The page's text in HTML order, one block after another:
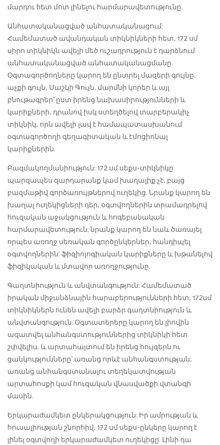
մարդու հետ մոտ լինելու հարմարավետությունը.
Անհատականացված անհատականացում:
Համեմատած ավանդական տիկնիկների հետ, 172 սմ
սիրո տիկնիկն ավելի մեծ ուշադրություն է դարձնում
անհատականացված անհատականացմանը.
Օգտագործողները կարող են ընտրել մազերի գույնը,
աչքի գույն, Մաշկի Գույն, մարմնի կորեր և այլ
բնութագրեր՝ ըստ իրենց նախասիրությունների և
կարիքների, դրանով իսկ ստեղծելով տարբերակիչ
տիկնիկ, որն ավելի լավ է համապատասխանում
օգտագործողի գեղագիտական ​​և էմոցիոնալ
կարիքներին.
Բազմակողմանիություն: 172 սմ սեքս-տիկնիկը
պարզապես զարդարանք կամ խաղալիք չէ, բայց
բազմաթիվ գործառույթներով ուղեկից. Նրանք կարող են
խաղալ ուղեկիցների դեր, օգտվողներին տրամադրելով
հուզական աջակցություն և հոգեբանական
հարմարավետություն; նրանք կարող են նաև ծառայել
որպես առողջ սեռական գործընկերներ, հանդիպել
օգտվողներին’ ֆիզիոլոգիական կարիքները և խթանելով
ֆիզիկական և մտավոր առողջությունը.
Գաղտնիություն և անվտանգություն: Համեմատած
իրական միջանձնային հարաբերությունների հետ, 172սմ
տիկնիկներն ունեն ավելի բարձր գաղտնիություն և
անվտանգություն. Օգտատերերը կարող են լիովին
ազատվել անհանգստություններից տիկնիկի հետ
շփվելիս, և արտահայտում են իրենց հույզերն ու
ցանկությունները՝ առանց որևէ անհանգստության,
առանց անհանգստանալու տեղեկատվության
արտահոսքի կամ հուզական վնասվածքի վտանգի
մասին.
Երկարաժամկետ ընկերակցություն: Իր ամրության և
հուսալիության շնորհիվ, 172 սմ սեքս-ընկերը կարող է
լինել օգտվողի երկարաժամկետ ուղեկիցը. Լինի դա